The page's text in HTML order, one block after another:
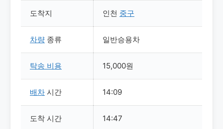
도착지 인천 중구
차량 종류 일반승용차
탁송 비용 15,000원
배차 시간 14:09
도착 시간 14:47